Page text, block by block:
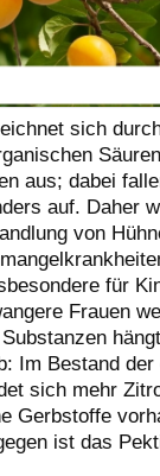
sich
aus; dabei
auf. Daher
von
für
Frauen
Im Bestand der
sich mehr
Gerbstoffe
ist das